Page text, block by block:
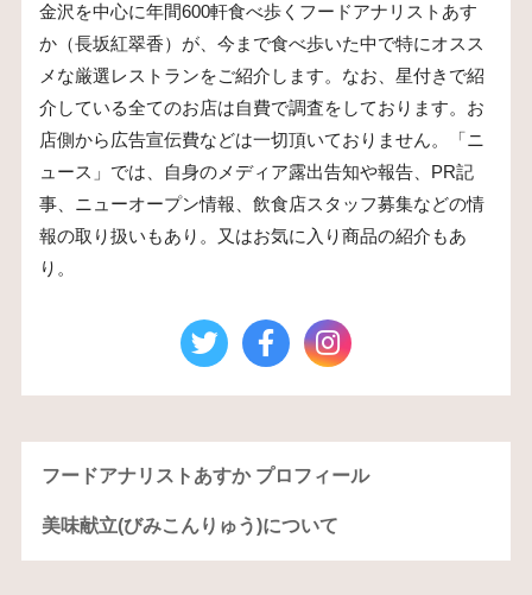
金沢を中心に年間600軒食べ歩くフードアナリストあす
か（長坂紅翠香）が、今まで食べ歩いた中で特にオスス
メな厳選レストランをご紹介します。なお、星付きで紹
介している全てのお店は自費で調査をしております。お
店側から広告宣伝費などは一切頂いておりません。「ニ
ュース」では、自身のメディア露出告知や報告、PR記
事、ニューオープン情報、飲食店スタッフ募集などの情
報の取り扱いもあり。又はお気に入り商品の紹介もあ
り。
フードアナリストあすか プロフィール
美味献立(びみこんりゅう)について